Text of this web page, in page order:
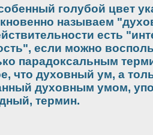
голубой цвет
называем
есть
если можно
парадоксальным
что духовный ум, а
духовным умом,
термин.